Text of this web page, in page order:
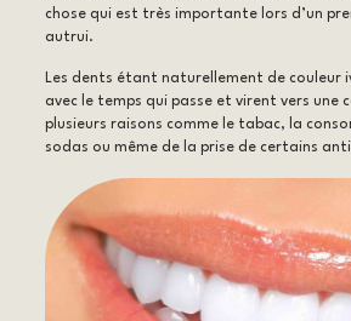
chose qui est très importante lors d’un
autrui.
Les dents étant naturellement de couleur
avec le temps qui passe et virent vers une
plusieurs raisons comme le tabac, la
sodas ou même de la prise de certains